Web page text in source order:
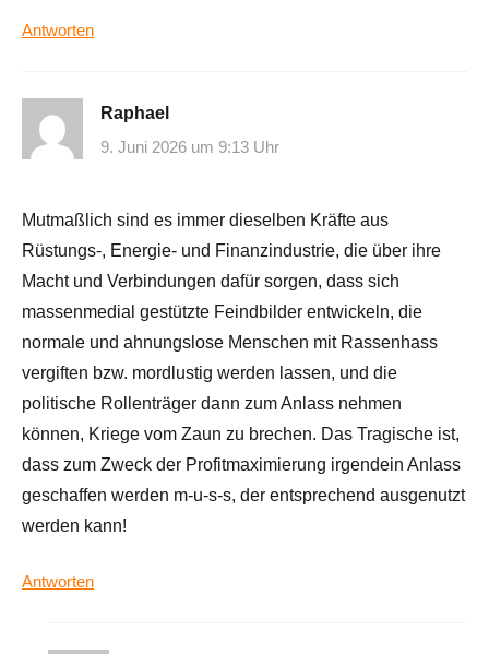
Antworten
Raphael
9. Juni 2026 um 9:13 Uhr
Mutmaßlich sind es immer dieselben Kräfte aus
Rüstungs-, Energie- und Finanzindustrie, die über ihre
Macht und Verbindungen dafür sorgen, dass sich
massenmedial gestützte Feindbilder entwickeln, die
normale und ahnungslose Menschen mit Rassenhass
vergiften bzw. mordlustig werden lassen, und die
politische Rollenträger dann zum Anlass nehmen
können, Kriege vom Zaun zu brechen. Das Tragische ist,
dass zum Zweck der Profitmaximierung irgendein Anlass
geschaffen werden m-u-s-s, der entsprechend ausgenutzt
werden kann!
Antworten